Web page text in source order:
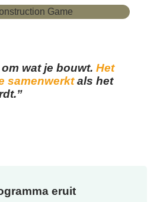
om wat je bouwt.Het
samenwerktals het
eruit